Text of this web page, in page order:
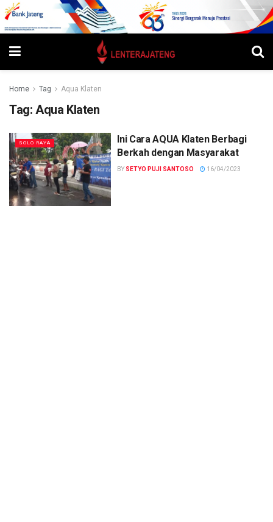
Home Tag Aqua Klaten
Tag: Aqua Klaten
SOLO RAYA
Ini Cara AQUA Klaten Berbagi
Berkah dengan Masyarakat
BY SETYO PUJI SANTOSO 16/04/2023